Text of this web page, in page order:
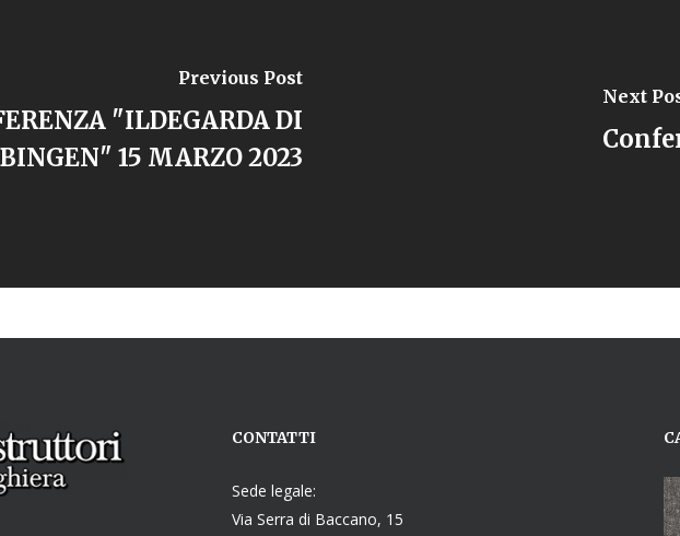
Previous Post
"ILDEGARDA DI
BINGEN" 15 MARZO 2023
Next
CONTATTI
Sede legale:
Via Serra di Baccano, 15